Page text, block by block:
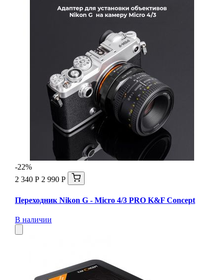
-22%
2 340 Р 2 990 Р
Переходник Nikon G - Micro 4/3 PRO K&F Concept
В наличии